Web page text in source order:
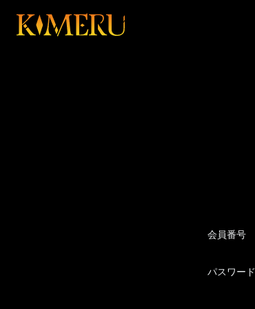
会員番号
パスワード